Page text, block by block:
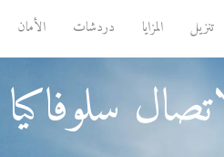
تنزيل المزايا دردشات الأمان